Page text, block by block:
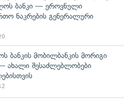
ბანკი — ეროვნული
ნაკრების გენერალური
ბანკის მობილბანკის მორიგი
ახალი შესაძლებლობები